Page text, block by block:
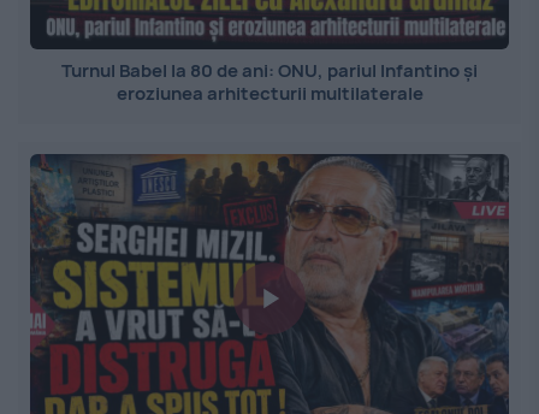
Turnul Babel la 80 de ani: ONU, pariul Infantino și
eroziunea arhitecturii multilaterale